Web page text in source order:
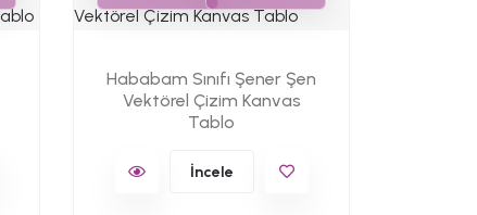
Hababam Sınıfı Şener Şen
Vektörel Çizim Kanvas
Tablo
İncele